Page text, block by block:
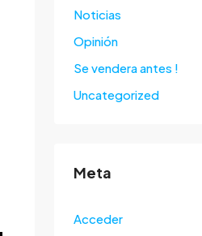
Noticias
Opinión
Se vendera antes !
Uncategorized
Meta
Acceder